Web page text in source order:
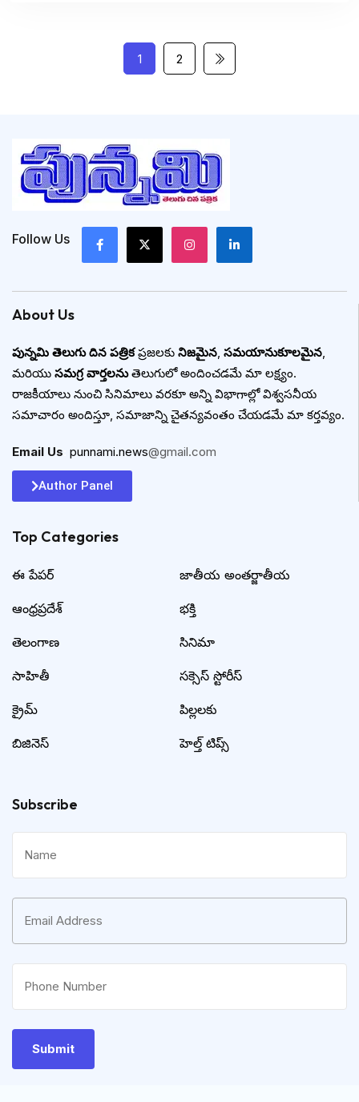
1 2
Follow Us
About Us
పున్నమి తెలుగు దిన పత్రికప్రజలకు నిజమైన, సమయానుకూలమైన,
మరియు సమగ్ర వార్తలనుతెలుగులో అందించడమే మా లక్ష్యం.
రాజకీయాలు నుంచి సినిమాలు వరకూ అన్ని విభాగాల్లో విశ్వసనీయ
సమాచారం అందిస్తూ, సమాజాన్ని చైతన్యవంతం చేయడమే మా కర్తవ్యం.
Email Us punnami.news@gmail.com
Author Panel
Top Categories​
ఈ పేపర్
ఆంధ్రప్రదేశ్
తెలంగాణ
సాహితీ
క్రైమ్
బిజినెస్
జాతీయ అంతర్జాతీయ
భక్తి
సినిమా
సక్సెస్ స్టోరీస్
పిల్లలకు
హెల్త్ టిప్స్
Subscribe